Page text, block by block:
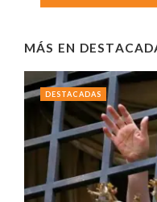
MÁS EN
DESTACADAS